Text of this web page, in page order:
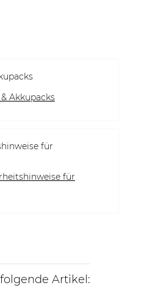
Akkupacks
für
für
Artikel: